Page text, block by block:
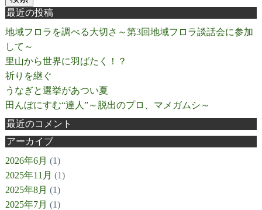
最近の投稿
地域フロラを調べる大切さ～第3回地域フロラ談話会に参加
して～
里山から世界に羽ばたく！？
祈りを継ぐ
うなぎと選挙があつい夏
田んぼにすむ“達人”～脱出のプロ、マメガムシ～
最近のコメント
アーカイブ
2026年6月 (1)
2025年11月 (1)
2025年8月 (1)
2025年7月 (1)